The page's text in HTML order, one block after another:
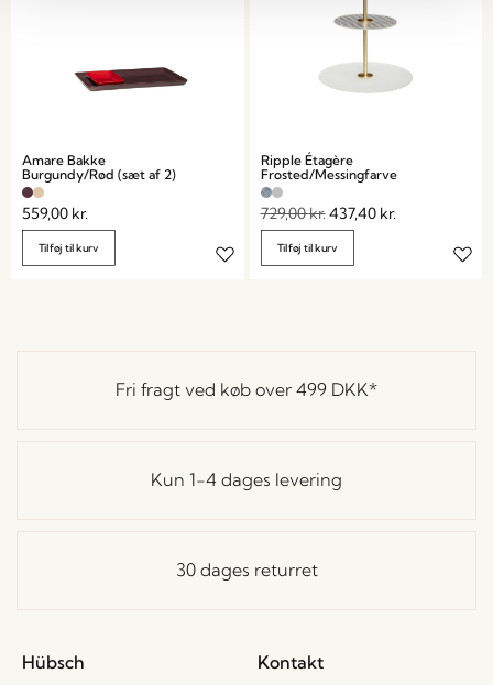
Amare Bakke
Burgundy/Rød (sæt af 2)
559,00 kr.
Tilføj til kurv
Ripple Étagère
Frosted/Messingfarve
729,00kr.437,40 kr.
Tilføj til kurv
Fri fragt ved køb over 499 DKK*
Kun 1-4 dages levering
30 dages returret
Hübsch
Kontakt